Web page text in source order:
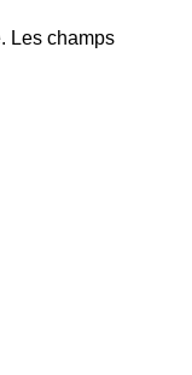
Les champs